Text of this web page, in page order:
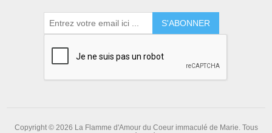
S'ABONNER
Copyright © 2026 La Flamme d'Amour du Coeur immaculé de Marie. Tous